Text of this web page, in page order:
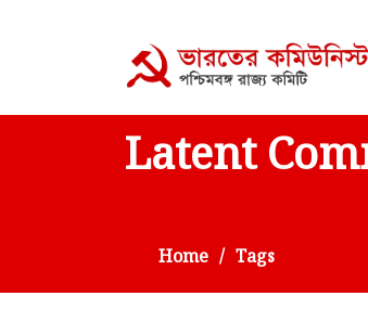
Latent
Home Tags